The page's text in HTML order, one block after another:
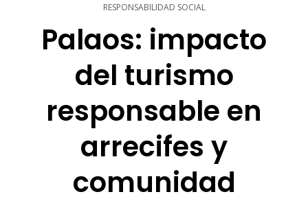
RESPONSABILIDAD SOCIAL
Palaos: impacto
del turismo
responsable en
arrecifes y
comunidad